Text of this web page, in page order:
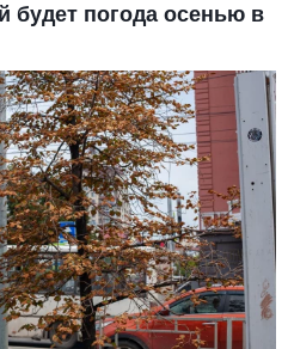
будет погода осенью в